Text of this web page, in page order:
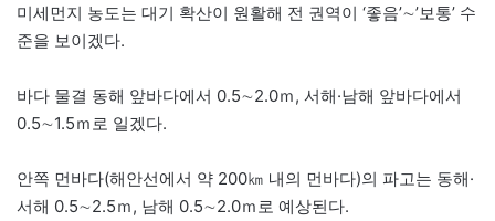
미세먼지 농도는 대기 확산이 원활해 전 권역이 ‘좋음’∼’보통’ 수
준을 보이겠다.
바다 물결 동해 앞바다에서 0.5∼2.0ｍ, 서해·남해 앞바다에서
0.5∼1.5ｍ로 일겠다.
안쪽 먼바다(해안선에서 약 200㎞ 내의 먼바다)의 파고는 동해·
서해 0.5∼2.5ｍ, 남해 0.5∼2.0ｍ로 예상된다.